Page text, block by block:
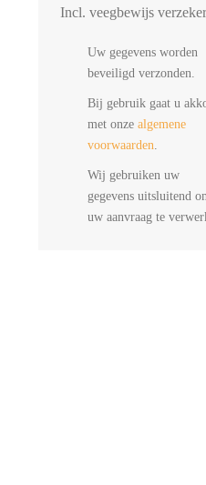
Incl. veegbewijs
Uw gegevens worden
beveiligd verzonden.
Bij gebruik gaat u
met onze algemene
voorwaarden.
Wij gebruiken uw
gegevens uitsluitend
uw aanvraag te